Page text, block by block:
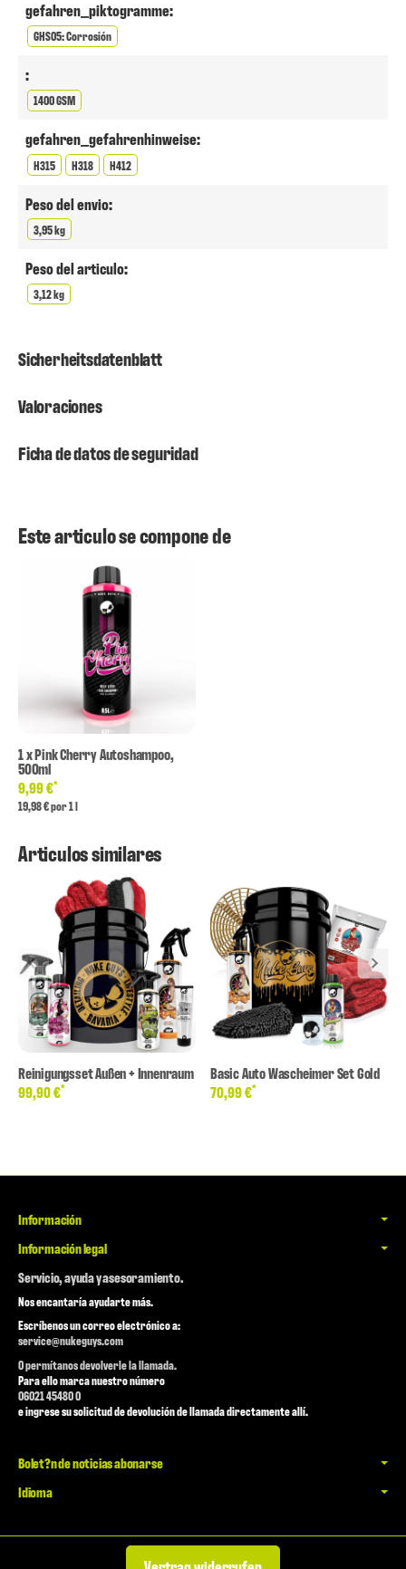
gefahren_piktogramme:
GHS05: Corrosión
:
1400 GSM
gefahren_gefahrenhinweise:
H315 H318 H412
Peso del envio:
3,95 kg
Peso del articulo:
3,12 kg
Sicherheitsdatenblatt
Valoraciones
Ficha de datos de seguridad
Este articulo se compone de
1xPink Cherry Autoshampoo,
500ml
9,99 €*
19,98 € por 1 l
Articulos similares
Reinigungsset Außen + Innenraum
99,90 €*
Basic Auto Wascheimer Set Gold
70,99 €*
Información
Información legal
Servicio, ayuda y asesoramiento.
Nos encantaría ayudarte más.
Escríbenos un correo electrónico a:
service@nukeguys.com
O permítanos devolverle la llamada.
Para ello marca nuestro número
06021 45480 0
e ingrese su solicitud de devolución de llamada directamente allí.
Bolet?n de noticias abonarse
Idioma